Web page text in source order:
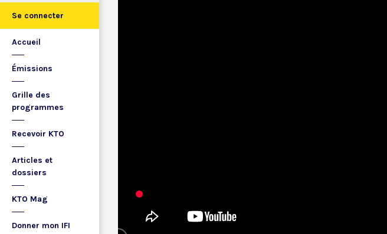
Se connecter
Accueil
Émissions
Grille des
programmes
Recevoir KTO
Articles et
dossiers
KTO Mag
Donner mon IFI